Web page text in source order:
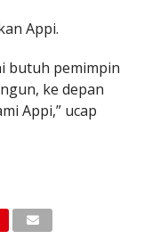
Appi.
butuh pemimpin
ke depan
Appi,” ucap